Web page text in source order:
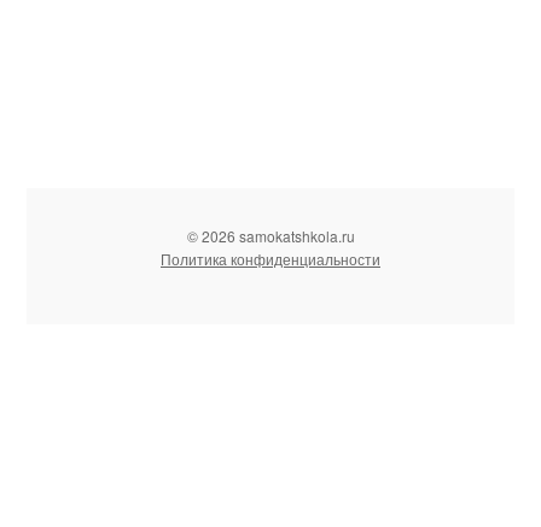
© 2026 samokatshkola.ru
Политика конфиденциальности